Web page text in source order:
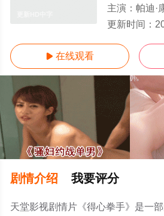
主演： 帕迪·康斯戴恩,
更新时间：
 在线观看
剧情介绍 我要评分
天堂影视剧情片《得心拳手》是一